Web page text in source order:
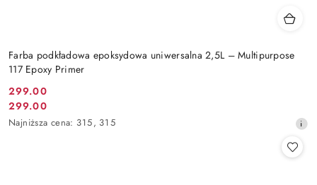
Farba podkładowa epoksydowa uniwersalna 2,5L – Multipurpose
117 Epoxy Primer
Cena
promocyjna:
299.00
Cena
promocyjna:
299.00
Najniższa
Najniższa cena: 315, 315